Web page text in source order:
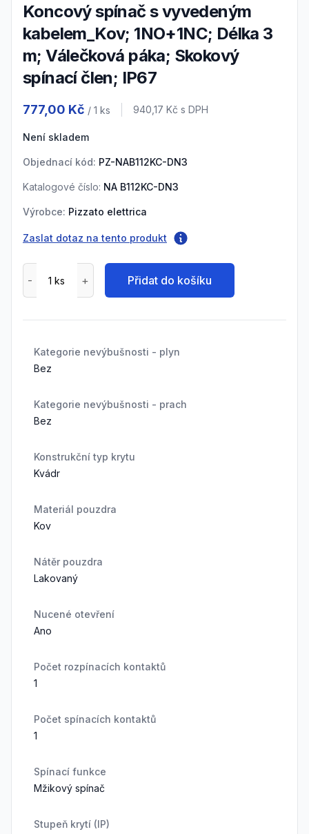
Koncový spínač s vyvedeným
kabelem_Kov; 1NO+1NC; Délka 3
m; Válečková páka; Skokový
spínací člen; IP67
777,00 Kč / 1 ks Cena s DPH
940,17 Kč s DPH
Není skladem
Objednací kód: PZ-NAB112KC-DN3
Katalogové číslo: NA B112KC-DN3
Výrobce: Pizzato elettrica
Zaslat dotaz na tento produkt
Přidat do košíku
Kategorie nevýbušnosti - plyn
Bez
Kategorie nevýbušnosti - prach
Bez
Konstrukční typ krytu
Kvádr
Materiál pouzdra
Kov
Nátěr pouzdra
Lakovaný
Nucené otevření
Ano
Počet rozpínacích kontaktů
1
Počet spínacích kontaktů
1
Spínací funkce
Mžikový spínač
Stupeň krytí (IP)